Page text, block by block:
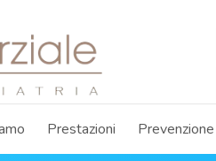
Prestazioni Prevenzione